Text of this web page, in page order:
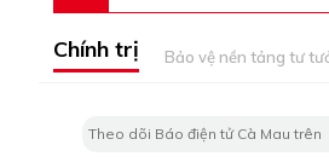
Chính trị Bảo vệ nền tảng tư
Theo dõi Báo điện tử Cà Mau trên